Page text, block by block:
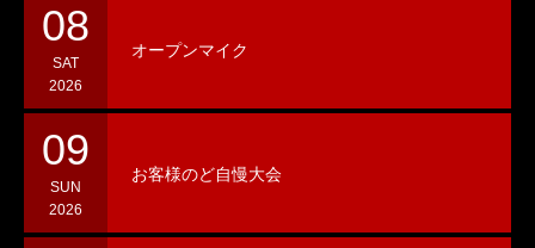
08
SAT
2026
オープンマイク
09
SUN
2026
お客様のど自慢大会